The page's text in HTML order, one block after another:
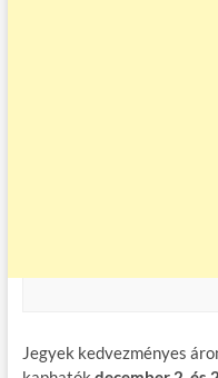
Jegyek kedvezményes